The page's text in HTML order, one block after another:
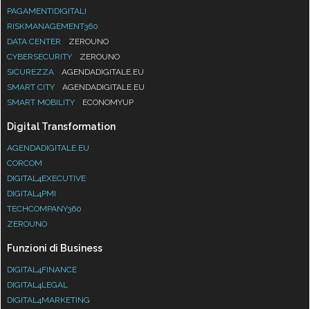
PAGAMENTIDIGITALI
RISKMANAGEMENT360
DATA CENTER
ZEROUNO
CYBERSECURITY
ZEROUNO
SICUREZZA
AGENDADIGITALE.EU
SMART CITY
AGENDADIGITALE.EU
SMART MOBILITY
ECONOMYUP
Digital Transformation
AGENDADIGITALE.EU
CORCOM
DIGITAL4EXECUTIVE
DIGITAL4PMI
TECHCOMPANY360
ZEROUNO
Funzioni di Business
DIGITAL4FINANCE
DIGITAL4LEGAL
DIGITAL4MARKETING